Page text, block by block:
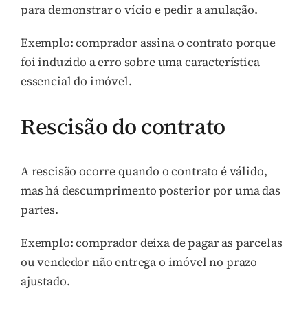
para demonstrar o vício e pedir a anulação.
Exemplo: comprador assina o contrato porque
foi induzido a erro sobre uma característica
essencial do imóvel.
Rescisão do contrato
A rescisão ocorre quando o contrato é válido,
mas há descumprimento posterior por uma das
partes.
Exemplo: comprador deixa de pagar as parcelas
ou vendedor não entrega o imóvel no prazo
ajustado.